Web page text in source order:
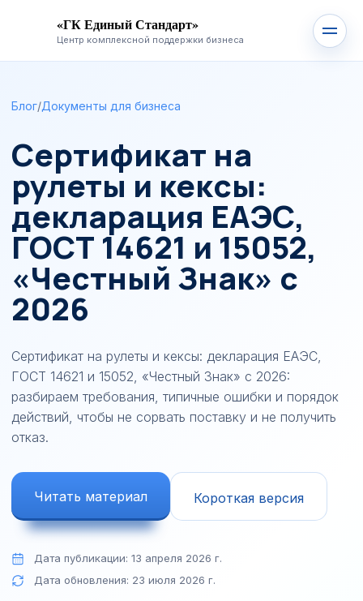
«ГК Единый Стандарт»
Центр комплексной поддержки бизнеса
Блог/Документы для бизнеса
Сертификат на
рулеты и кексы:
декларация ЕАЭС,
ГОСТ 14621 и 15052,
«Честный Знак» с
2026
Сертификат на рулеты и кексы: декларация ЕАЭС,
ГОСТ 14621 и 15052, «Честный Знак» с 2026:
разбираем требования, типичные ошибки и порядок
действий, чтобы не сорвать поставку и не получить
отказ.
Читать материал Короткая версия
Дата публикации: 13 апреля 2026 г.
Дата обновления: 23 июля 2026 г.